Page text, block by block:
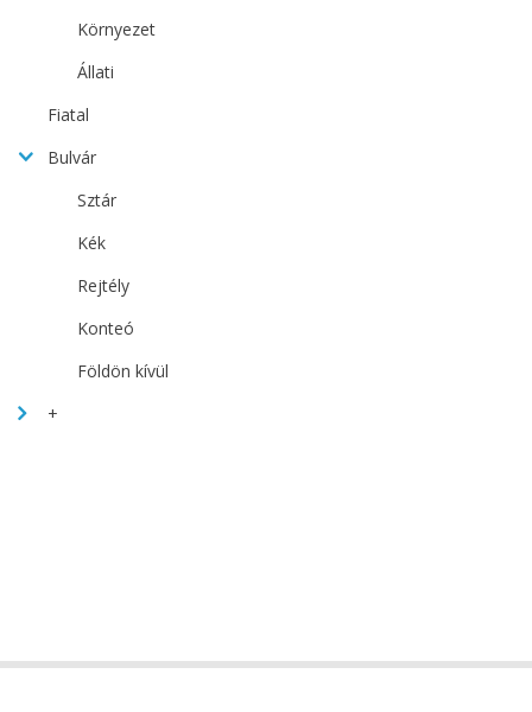
Környezet
Állati
Fiatal
Bulvár
Sztár
Kék
Rejtély
Konteó
Földön kívül
+